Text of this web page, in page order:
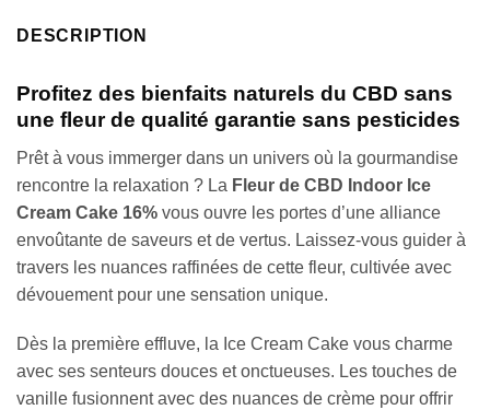
DESCRIPTION
Profitez des bienfaits naturels du CBD sans
une fleur de qualité garantie sans pesticides
Prêt à vous immerger dans un univers où la gourmandise
rencontre la relaxation ? La Fleur de CBD Indoor Ice
Cream Cake 16% vous ouvre les portes d’une alliance
envoûtante de saveurs et de vertus. Laissez-vous guider à
travers les nuances raffinées de cette fleur, cultivée avec
dévouement pour une sensation unique.
Dès la première effluve, la Ice Cream Cake vous charme
avec ses senteurs douces et onctueuses. Les touches de
vanille fusionnent avec des nuances de crème pour offrir